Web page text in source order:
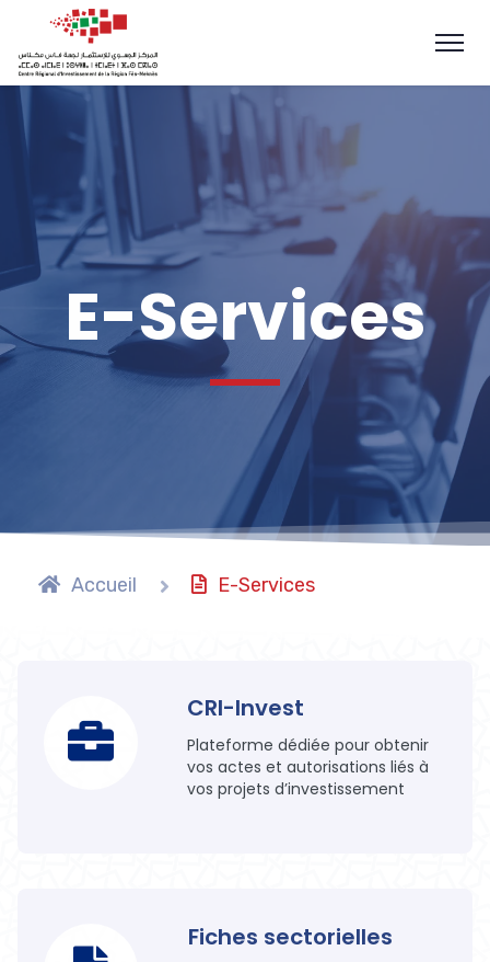
E-Services
Accueil E-Services
CRI-Invest
Plateforme dédiée pour obtenir
vos actes et autorisations liés à
vos projets d’investissement
Fiches sectorielles